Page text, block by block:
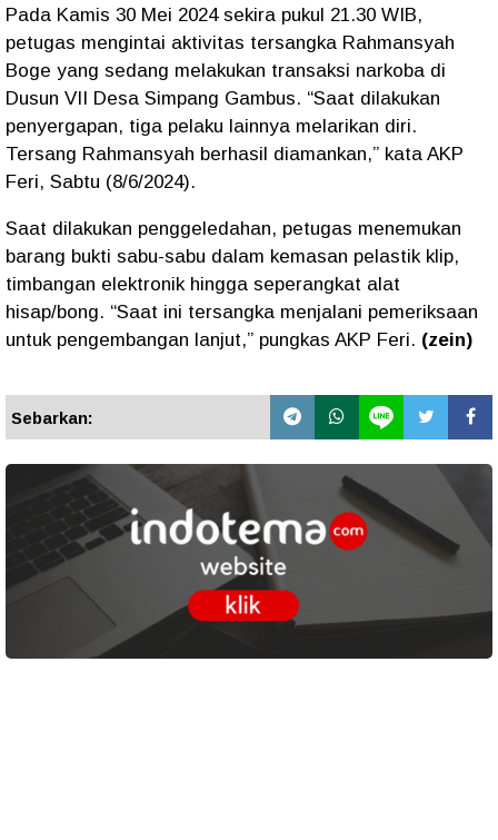
Pada Kamis 30 Mei 2024 sekira pukul 21.30 WIB,
petugas mengintai aktivitas tersangka Rahmansyah
Boge yang sedang melakukan transaksi narkoba di
Dusun VII Desa Simpang Gambus. “Saat dilakukan
penyergapan, tiga pelaku lainnya melarikan diri.
Tersang Rahmansyah berhasil diamankan,” kata AKP
Feri, Sabtu (8/6/2024).
Saat dilakukan penggeledahan, petugas menemukan
barang bukti sabu-sabu dalam kemasan pelastik klip,
timbangan elektronik hingga seperangkat alat
hisap/bong. “Saat ini tersangka menjalani pemeriksaan
untuk pengembangan lanjut,” pungkas AKP Feri. (zein)
Sebarkan: